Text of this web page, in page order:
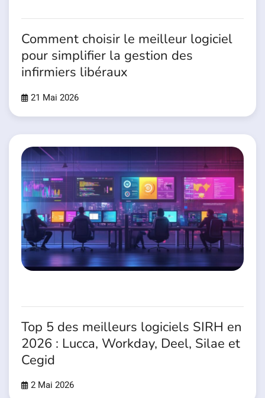
Comment choisir le meilleur logiciel
pour simplifier la gestion des
infirmiers libéraux
21 Mai 2026
Top 5 des meilleurs logiciels SIRH en
2026 : Lucca, Workday, Deel, Silae et
Cegid
2 Mai 2026